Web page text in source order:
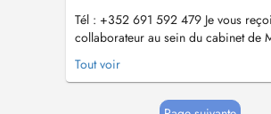
Tél : +352 691 592 479 Je vous
collaborateur au sein du cabinet de
DEMOITIE Thibault au 12 Rue Jean
1466 Dommeldange uniquement : -
Ostéopathe diplômé d'une formation
Tout voir